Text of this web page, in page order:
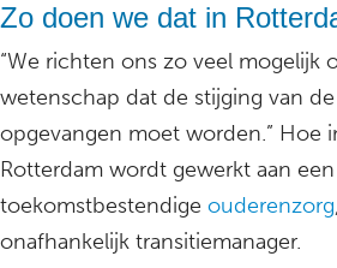
Zo doen we dat in
“We richten ons zo veel mogelijk
wetenschap dat de stijging van
opgevangen moet worden.” Hoe
Rotterdam wordt gewerkt aan een
toekomstbestendige ouderenzorg
onafhankelijk transitiemanager.